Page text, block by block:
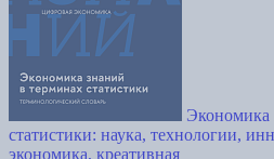
Экономика
статистики: наука, технологии,
экономика, креативная